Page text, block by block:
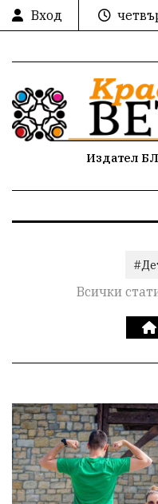
Вход
Издател
Всички